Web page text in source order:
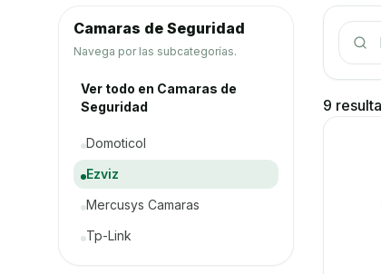
Camaras de Seguridad
Navega por las subcategorías.
Ver todo en Camaras de
Seguridad
Domoticol
Ezviz
Mercusys Camaras
Tp-Link
9